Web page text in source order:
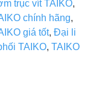
trục vít TAIKO,
chính hãng,
giá tốt, Đại li
TAIKO, TAIKO